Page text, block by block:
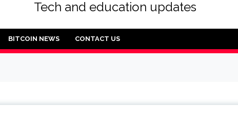
Tech and education updates
BITCOIN NEWS CONTACT US